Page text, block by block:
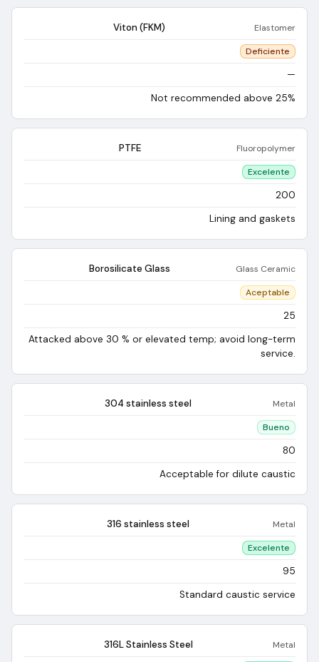
Viton (FKM) Elastomer
Deficiente
—
Not recommended above 25%
PTFE Fluoropolymer
Excelente
200
Lining and gaskets
Borosilicate Glass Glass Ceramic
Aceptable
25
Attacked above 30 % or elevated temp; avoid long-term
service.
304 stainless steel Metal
Bueno
80
Acceptable for dilute caustic
316 stainless steel Metal
Excelente
95
Standard caustic service
316L Stainless Steel Metal